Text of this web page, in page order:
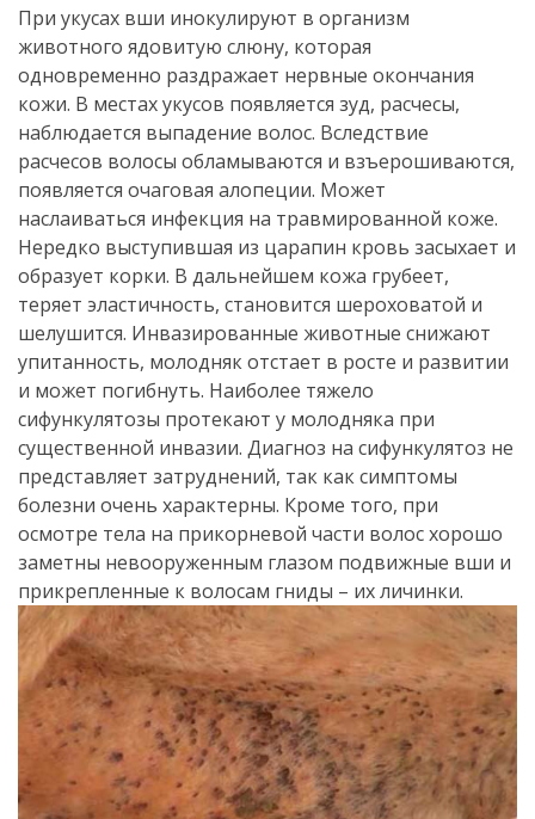
При укусах вши инокулируют в организм
животного ядовитую слюну, которая
одновременно раздражает нервные окончания
кожи. В местах укусов появляется зуд, расчесы,
наблюдается выпадение волос. Вследствие
расчесов волосы обламываются и взъерошиваются,
появляется очаговая алопеции. Может
наслаиваться инфекция на травмированной коже.
Нередко выступившая из царапин кровь засыхает и
образует корки. В дальнейшем кожа грубеет,
теряет эластичность, становится шероховатой и
шелушится. Инвазированные животные снижают
упитанность, молодняк отстает в росте и развитии
и может погибнуть. Наиболее тяжело
сифункулятозы протекают у молодняка при
существенной инвазии. Диагноз на сифункулятоз не
представляет затруднений, так как симптомы
болезни очень характерны. Кроме того, при
осмотре тела на прикорневой части волос хорошо
заметны невооруженным глазом подвижные вши и
прикрепленные к волосам гниды – их личинки.